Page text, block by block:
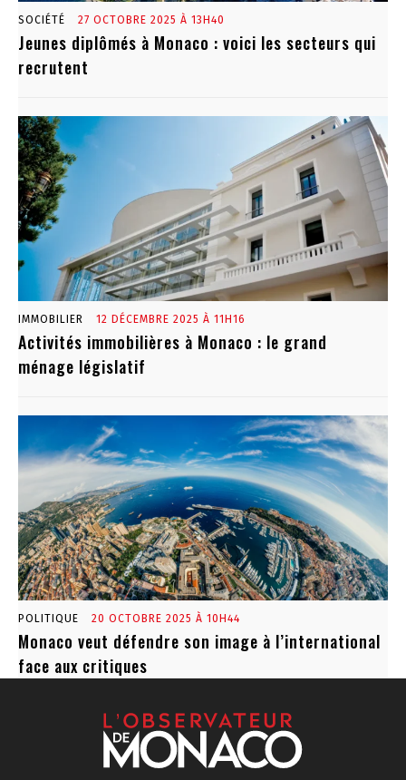
SOCIÉTÉ 27 OCTOBRE 2025 À 13H40
Jeunes diplômés à Monaco : voici les secteurs qui
recrutent
IMMOBILIER 12 DÉCEMBRE 2025 À 11H16
Activités immobilières à Monaco : le grand
ménage législatif
POLITIQUE 20 OCTOBRE 2025 À 10H44
Monaco veut défendre son image à l’international
face aux critiques